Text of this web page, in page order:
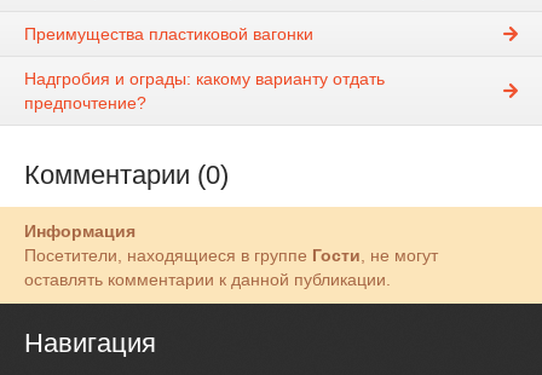
Преимущества пластиковой вагонки
Надгробия и ограды: какому варианту отдать
предпочтение?
Комментарии (0)
Информация
Посетители, находящиеся в группе Гости, не могут
оставлять комментарии к данной публикации.
Навигация